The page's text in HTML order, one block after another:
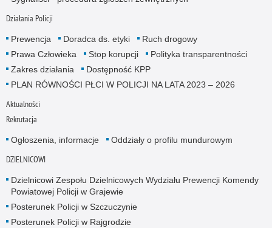
Działania Policji
Prewencja Doradca ds. etyki
Ruch drogowy
Prawa Człowieka
Stop korupcji
Polityka transparentności
Zakres działania
Dostępność KPP
PLAN RÓWNOŚCI PŁCI W POLICJI NA LATA 2023 – 2026
Aktualności
Rekrutacja
Ogłoszenia, informacje Oddziały o profilu mundurowym
DZIELNICOWI
Dzielnicowi Zespołu Dzielnicowych Wydziału Prewencji Komendy
Powiatowej Policji w Grajewie
Posterunek Policji w Szczuczynie
Posterunek Policji w Rajgrodzie